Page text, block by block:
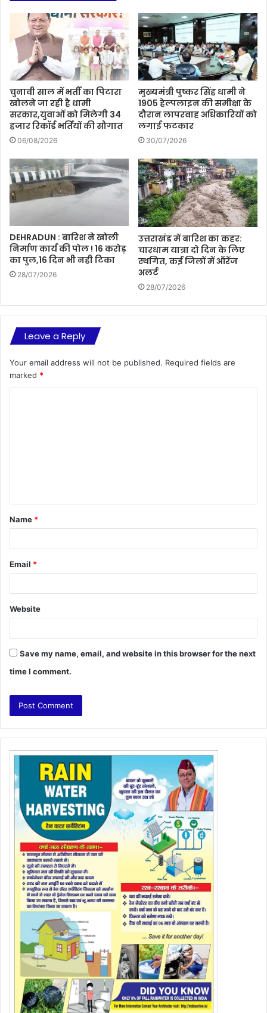
चुनावी साल में भर्ती का पिटारा
खोलने जा रही है धामी
सरकार,युवाओं को मिलेगी 34
हजार रिकॉर्ड भर्तियों की सौगात
06/08/2026
मुख्यमंत्री पुष्कर सिंह धामी ने
1905 हेल्पलाइन की समीक्षा के
दौरान लापरवाह अधिकारियों को
लगाई फटकार
30/07/2026
DEHRADUN : बारिश ने खोली
निर्माण कार्य की पोल ! 16 करोड़
का पुल,16 दिन भी नही टिका
28/07/2026
उत्तराखंड में बारिश का कहर:
चारधाम यात्रा दो दिन के लिए
स्थगित, कई जिलों में ऑरेंज
अलर्ट
28/07/2026
Leave a Reply
Your email address will not be published. Required fields are
marked *
t
*
Name *
Email *
Website
Save my name, email, and website in this browser for the next
time I comment.